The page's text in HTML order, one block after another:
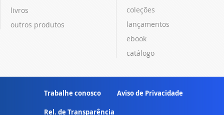
livros
outros produtos
coleções
lançamentos
ebook
catálogo
Trabalhe conosco Aviso de Privacidade
Rel. de Transparência